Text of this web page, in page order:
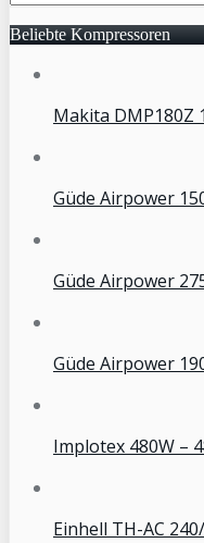
Beliebte Kompressoren
Makita DMP180Z
Güde Airpower
Güde Airpower
Güde Airpower
Implotex 480W –
Einhell TH-AC